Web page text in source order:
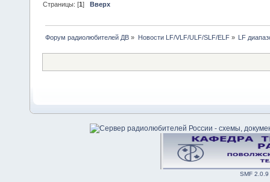
Страницы: [1] Вверх
Форум радиолюбителей ДВ » Новости LF/VLF/ULF/SLF/ELF» LF
SMF 2.0.9